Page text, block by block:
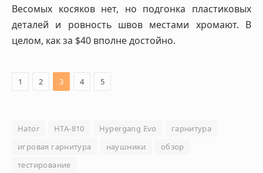
Весомых косяков нет, но подгонка пластиковых
деталей и ровность швов местами хромают. В
целом, как за $40 вполне достойно.
1 2 3 4 5
Hator HTA-810 Hypergang Evo
гарнитура
игровая гарнитура
наушники
обзор
тестирование